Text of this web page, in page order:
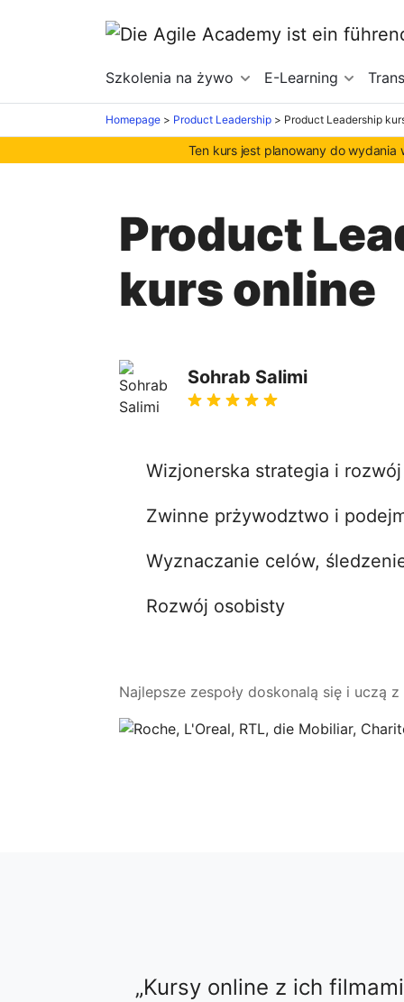
Szkolenia na żywo E-Learning
Homepage > Product Leadership > Product Leadership
Ten kurs jest planowany do
Product
kurs online
Sohrab Salimi
Wizjonerska strategia i
Zwinne prżywodztwo i
Wyznaczanie celów,
Rozwój osobisty
Najlepsze zespoły doskonalą się i uczą
Kursy online z ich